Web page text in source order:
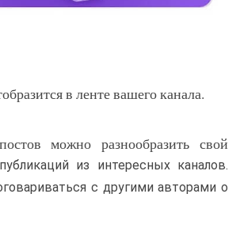
в ленте вашего канала.
можно разнообразить свой
из интересных каналов.
с другими авторами о